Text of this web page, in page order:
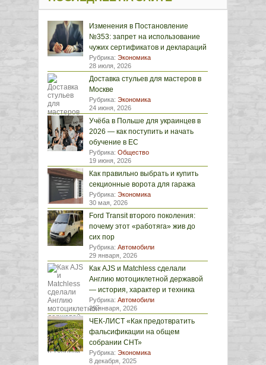
Изменения в Постановление
№353: запрет на использование
чужих сертификатов и деклараций
Рубрика: Экономика
28 июля, 2026
Доставка стульев для мастеров в
Москве
Рубрика: Экономика
24 июня, 2026
Учёба в Польше для украинцев в
2026 — как поступить и начать
обучение в ЕС
Рубрика: Общество
19 июня, 2026
Как правильно выбрать и купить
секционные ворота для гаража
Рубрика: Экономика
30 мая, 2026
Ford Transit второго поколения:
почему этот «работяга» жив до
сих пор
Рубрика: Автомобили
29 января, 2026
Как AJS и Matchless сделали
Англию мотоциклетной державой
— история, характер и техника
Рубрика: Автомобили
29 января, 2026
ЧЕК-ЛИСТ «Как предотвратить
фальсификации на общем
собрании СНТ»
Рубрика: Экономика
8 декабря, 2025